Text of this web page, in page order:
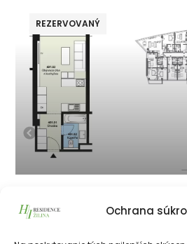
Ochrana
REZERVOVANÝ
401
134 050